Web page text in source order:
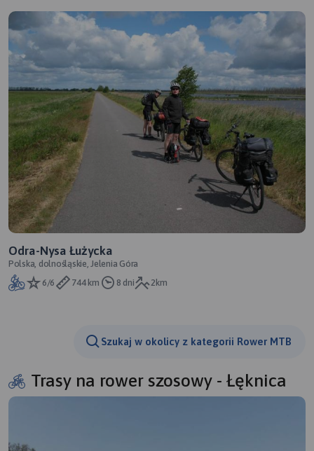
Odra-Nysa Łużycka
Polska, dolnośląskie, Jelenia Góra
6/6
744 km 8 dni 2km
Szukaj w okolicy z kategorii Rower MTB
Trasy na rower szosowy - Łęknica